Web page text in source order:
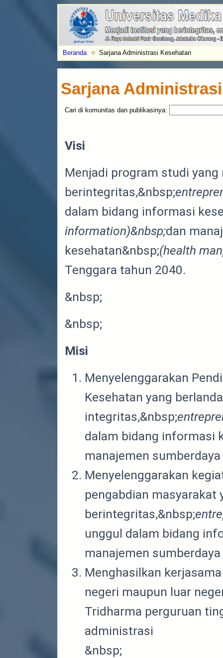
Beranda Sarjana Administrasi Kesehatan
Sarjana
Cari di komunitas dan publikasinya:
Visi
Menjadi program studi
berintegritas,&nbsp;
dalam bidang informasi
information)&nbsp;dan
kesehatan&nbsp;(health
Tenggara tahun 2040.
&nbsp;
&nbsp;
Misi
Menyelenggarakan
Kesehatan yang
integritas,&nbsp;
dalam bidang informasi
manajemen
Menyelenggarakan
pengabdian masyarakat
berintegritas,&nbsp;
unggul dalam bidang
manajemen
Menghasilkan
negeri maupun luar
Tridharma perguruan
administrasi
&nbsp;